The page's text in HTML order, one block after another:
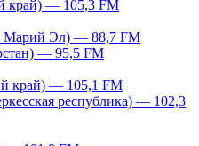
край) — 105,3 FM
Марий Эл) — 88,7 FM
— 95,5 FM
край) — 105,1 FM
республика) — 102,3